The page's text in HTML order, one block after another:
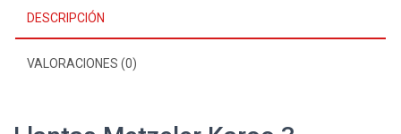
DESCRIPCIÓN
VALORACIONES (0)